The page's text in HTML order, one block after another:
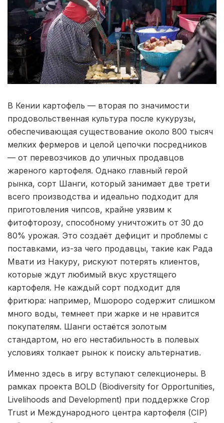
В Кении картофель — вторая по значимости
продовольственная культура после кукурузы,
обеспечивающая существование около 800 тысяч
мелких фермеров и целой цепочки посредников
— от перевозчиков до уличных продавцов
жареного картофеля. Однако главный герой
рынка, сорт Шанги, который занимает две трети
всего производства и идеально подходит для
приготовления чипсов, крайне уязвим к
фитофторозу, способному уничтожить от 30 до
80% урожая. Это создаёт дефицит и проблемы с
поставками, из-за чего продавцы, такие как Рада
Мвати из Накуру, рискуют потерять клиентов,
которые ждут любимый вкус хрустящего
картофеля. Не каждый сорт подходит для
фритюра: например, Мшороро содержит слишком
много воды, темнеет при жарке и не нравится
покупателям. Шанги остаётся золотым
стандартом, но его нестабильность в полевых
условиях толкает рынок к поиску альтернатив.
Именно здесь в игру вступают селекционеры. В
рамках проекта BOLD (Biodiversity for Opportunities,
Livelihoods and Development) при поддержке Crop
Trust и Международного центра картофеля (CIP)